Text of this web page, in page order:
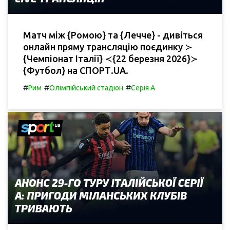
Матч між {Ромою} та {Лечче} - дивіться
онлайн пряму трансляцію поєдинку ≻
{Чемпіонат Італії} ≺{22 березня 2026}≻
{Футбол} на СПОРТ.UA.
#Рим #Олімпійський стадіон #Серія А